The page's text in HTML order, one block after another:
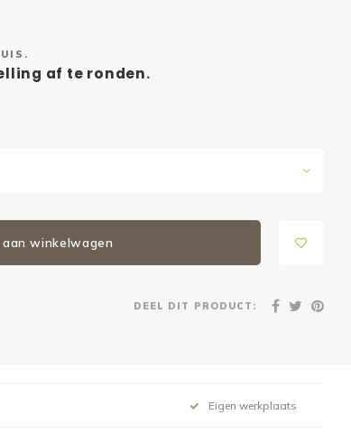
af te ronden.
winkelwagen
DEEL DIT PRODUCT:
Eigen werkplaats